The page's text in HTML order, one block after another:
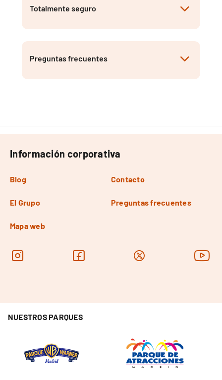
Totalmente seguro
Preguntas frecuentes
Información corporativa
Blog Contacto
El Grupo Preguntas frecuentes
Mapa web
NUESTROS PARQUES